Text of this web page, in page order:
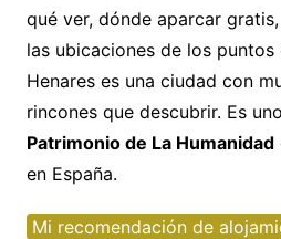
qué ver, dónde aparcar
las ubicaciones de los
Henares es una ciudad con
rincones que descubrir. Es
Patrimonio de La Humanidad
en España.
Mi recomendación de